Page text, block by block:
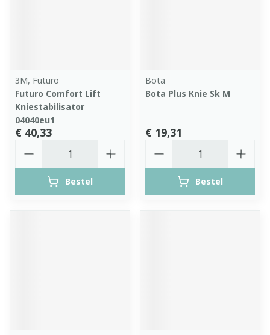
3M, Futuro
Futuro Comfort Lift
Kniestabilisator
04040eu1
€ 40,33
Bestel
Bota
Bota Plus Knie Sk M
€ 19,31
Bestel